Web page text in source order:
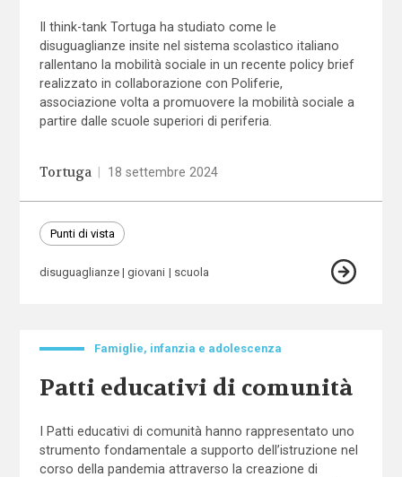
Il think-tank Tortuga ha studiato come le
disuguaglianze insite nel sistema scolastico italiano
rallentano la mobilità sociale in un recente policy brief
realizzato in collaborazione con Poliferie,
associazione volta a promuovere la mobilità sociale a
partire dalle scuole superiori di periferia.
Tortuga 18 settembre 2024
Punti di vista
disuguaglianze giovani scuola
Famiglie, infanzia e adolescenza
Patti educativi di comunità
I Patti educativi di comunità hanno rappresentato uno
strumento fondamentale a supporto dell’istruzione nel
corso della pandemia attraverso la creazione di